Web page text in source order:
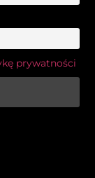
prywatności